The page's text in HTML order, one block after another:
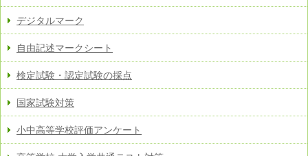
デジタルマーク
自由記述マークシート
検定試験・認定試験の採点
国家試験対策
小中高等学校評価アンケート